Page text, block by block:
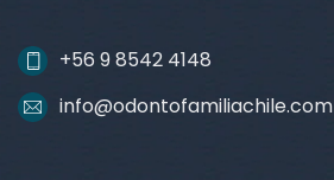
+56 9 8542 4148
info@odontofamiliachile.com